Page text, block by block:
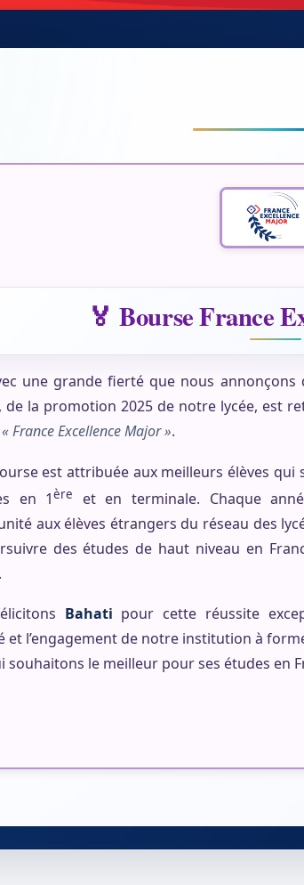
🏅 Bourse France
une grande fierté que nous
, de la promotion 2025 de notre lycée, est
« France Excellence Major ».
est attribuée aux meilleurs élèves
en 1ère
et en terminale. Chaque
aux élèves étrangers du réseau des
des études de haut niveau en
Bahati pour cette réussite
et l’engagement de notre institution à
souhaitons le meilleur pour ses études en
Européenne